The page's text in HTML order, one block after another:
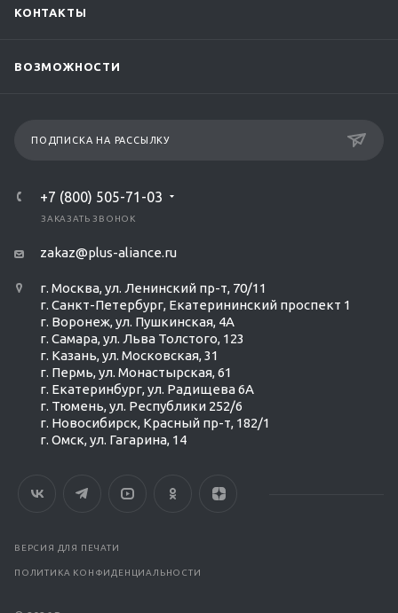
КОНТАКТЫ
ВОЗМОЖНОСТИ
ПОДПИСКА НА РАССЫЛКУ
+7 (800) 505-71-03
ЗАКАЗАТЬ ЗВОНОК
zakaz@plus-aliance.ru
г. Москва, ул. Ленинский пр-т, 70/11
г. Санкт-Петербург, Екатерининский проспект 1
г. Воронеж, ул. Пушкинская, 4А
г. Самара, ул. Льва Толстого, 123
г. Казань, ул. Московская, 31
г. Пермь, ул. Монастырская, 61
г. Екатеринбург, ул. Радищева 6А
г. Тюмень, ул. Республики 252/6
г. Новосибирск, Красный пр-т, 182/1
г. Омск, ул. ​Гагарина, 14
ВЕРСИЯ ДЛЯ ПЕЧАТИ
ПОЛИТИКА КОНФИДЕНЦИАЛЬНОСТИ